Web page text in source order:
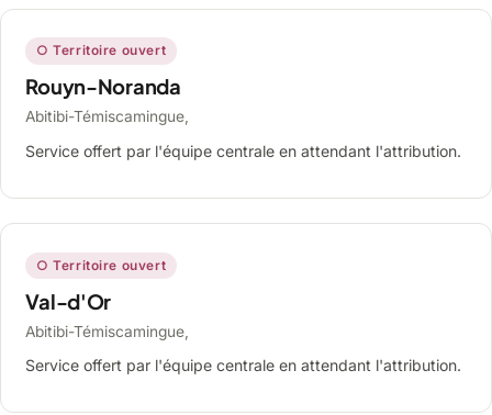
○ Territoire ouvert
Rouyn-Noranda
Abitibi-Témiscamingue,
Service offert par l'équipe centrale en attendant l'attribution.
○ Territoire ouvert
Val-d'Or
Abitibi-Témiscamingue,
Service offert par l'équipe centrale en attendant l'attribution.